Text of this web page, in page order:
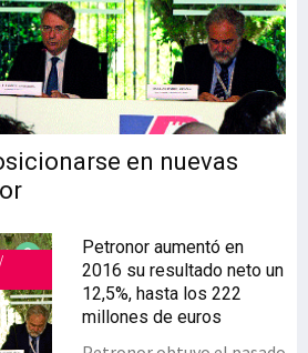
en nuevas
Petronor aumentó en
2016 su resultado neto un
12,5%, hasta los 222
millones de euros